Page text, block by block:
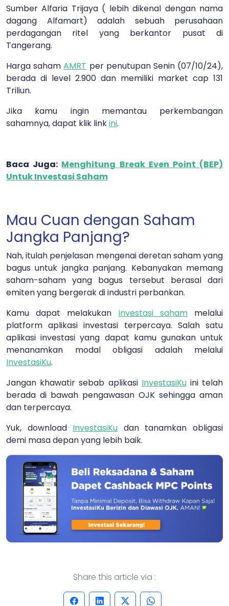
Sumber Alfaria Trijaya ( lebih dikenal dengan nama
dagang Alfamart) adalah sebuah perusahaan
perdagangan ritel yang berkantor pusat di
Tangerang.
Harga sahamAMRT per penutupan Senin (07/10/24),
berada di level 2.900 dan memiliki market cap 131
Triliun.
Jika kamu ingin memantau perkembangan
sahamnya, dapat klik linkini.
Baca Juga: Menghitung Break Even Point (BEP)
Untuk Investasi Saham
Mau Cuan dengan Saham
Jangka Panjang?
Nah, itulah penjelasan mengenai deretan saham yang
bagus untuk jangka panjang. Kebanyakan memang
saham-saham yang bagus tersebut berasal dari
emiten yang bergerak di industri perbankan.
Kamu dapat melakukan investasi sahammelalui
platform aplikasi investasi terpercaya. Salah satu
aplikasi investasi yang dapat kamu gunakan untuk
menanamkan modal obligasi adalah melalui
InvestasiKu.
Jangan khawatir sebab aplikasi InvestasiKuini telah
berada di bawah pengawasan OJK sehingga aman
dan terpercaya.
Yuk, download InvestasiKu dan tanamkan obligasi
demi masa depan yang lebih baik.
Share this article via :